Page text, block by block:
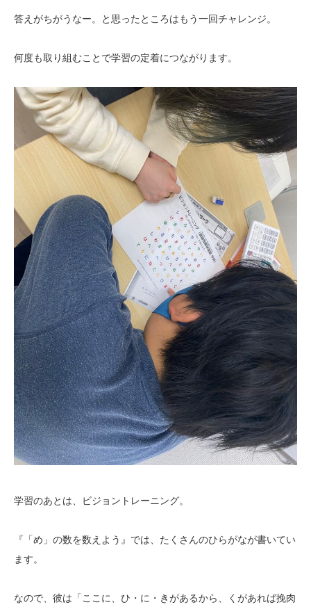
答えがちがうなー。と思ったところはもう一回チャレンジ。
何度も取り組むことで学習の定着につながります。
学習のあとは、ビジョントレーニング。
『「め」の数を数えよう』では、たくさんのひらがなが書いてい
ます。
なので、彼は「ここに、ひ・に・きがあるから、くがあれば挽肉